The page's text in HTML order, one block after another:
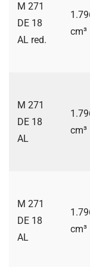
M 271
DE 18
AL red.
cm³
M 271
DE 18
AL
cm³
M 271
DE 18
AL
cm³